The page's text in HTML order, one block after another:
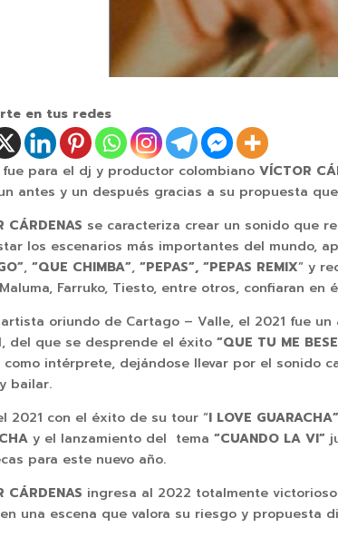
en tus redes
fue para el dj y productor colombianoVÍCTOR
antes y un después gracias a su propuesta
CÁRDENAS se caracteriza crear un sonido que
los escenarios más importantes del mundo,
, “QUE CHIMBA”,“PEPAS”, “PEPAS REMIX” y
Farruko, Tiesto, entre otros, confiaran en
artista oriundo de Cartago – Valle, el 2021 fue
del que se desprende el éxito“QUE TU ME
intérprete, dejándose llevar por el sonido
bailar.
2021 con el éxito de su tour “I LOVE GUARACHA”
y el lanzamiento del tema“CUANDO LA VI”
para este nuevo año.
CÁRDENAS ingresa al 2022 totalmente
una escena que valora su riesgo y propuesta